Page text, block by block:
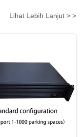
Lihat Lebih Lanjut > >